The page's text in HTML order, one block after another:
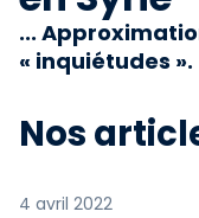
...
« inquiétudes ».
Nos
4 avril 2022